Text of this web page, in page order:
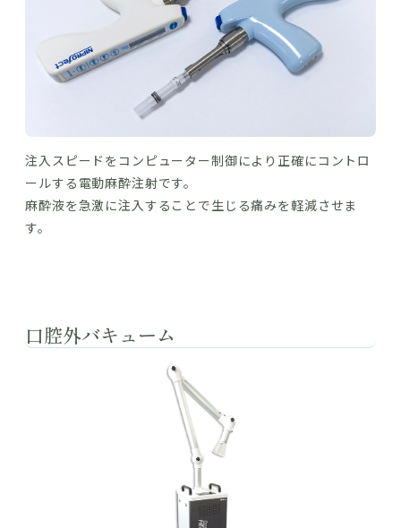
注入スピードをコンピューター制御により正確にコントロ
ールする電動麻酔注射です。
麻酔液を急激に注入することで生じる痛みを軽減させま
す。
口腔外バキューム